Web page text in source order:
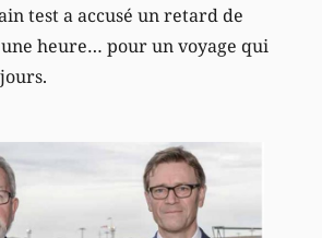
test a accusé un retard de
heure… pour un voyage qui